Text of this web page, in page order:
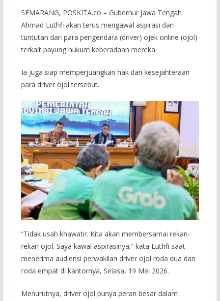
SEMARANG, POSKITA.co – Gubernur Jawa Tengah
Ahmad Luthfi akan terus mengawal aspirasi dan
tuntutan dari para pengendara (driver) ojek online (ojol)
terkait payung hukum keberadaan mereka.
Ia juga siap memperjuangkan hak dan kesejahteraan
para driver ojol tersebut.
“Tidak usah khawatir. Kita akan membersamai rekan-
rekan ojol. Saya kawal aspirasinya,” kata Luthfi saat
menerima audiensi perwakilan driver ojol roda dua dan
roda empat di kantornya, Selasa, 19 Mei 2026.
Menurutnya, driver ojol punya peran besar dalam